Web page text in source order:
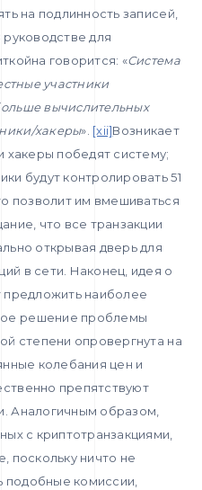
на подлинность записей,
для
говорится: «Система
участники
вычислительных
хакеры». [xii]Возникает
хакеры победят систему;
будут контролировать 51
позволит им вмешиваться
что все транзакции
открывая дверь для
в сети. Наконец, идея о
предложить наиболее
решение проблемы
степени опровергнута на
колебания цен и
препятствуют
Аналогичным образом,
с криптотранзакциями,
поскольку ничто не
комиссии,